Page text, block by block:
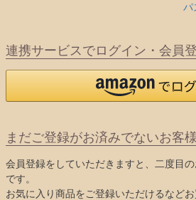
パ
連携サービスでログイン・会員
まだご登録がお済みでないお客様
会員登録をしていただきますと、二度目
です。
お気に入り商品をご登録いただけるなど